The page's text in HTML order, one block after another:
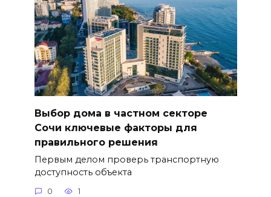
Выбор дома в частном секторе
Сочи ключевые факторы для
правильного решения
Первым делом проверь транспортную
доступность объекта
0 1